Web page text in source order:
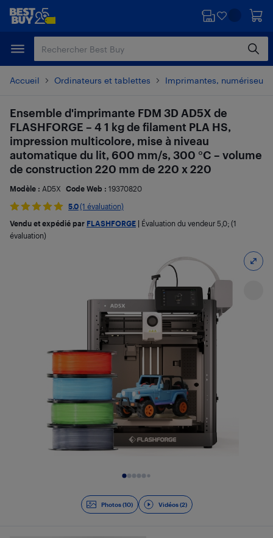
Passer
principal
Passer
Accueil Ordinateurs et tablettes Imprimantes,
Photos (10) Vidéos (2)
Ensemble d'imprimante FDM 3D AD5X de
FLASHFORGE – 4 1 kg de filament PLA HS,
impression multicolore, mise à niveau
automatique du lit, 600 mm/s, 300 °C – volume
de construction 220 mm de 220 x 220
Modèle : AD5X Code Web : 19370820
5.0(1 évaluation)
Vendu et expédié par FLASHFORGE Évaluation du vendeur 5,0; (1
évaluation)